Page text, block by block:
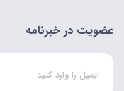
عضویت در خبرنامه